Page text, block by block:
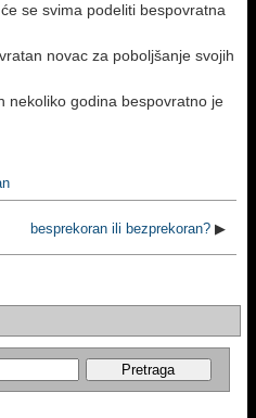
se svima podeliti bespovratna
novac za poboljšanje svojih
nekoliko godina bespovratno je
besprekoran ili bezprekoran? ▶